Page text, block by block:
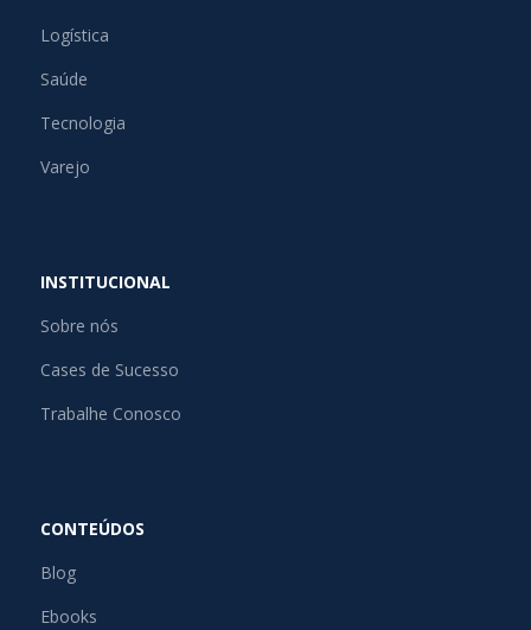
Logística
Saúde
Tecnologia
Varejo
INSTITUCIONAL
Sobre nós
Cases de Sucesso
Trabalhe Conosco
CONTEÚDOS
Blog
Ebooks